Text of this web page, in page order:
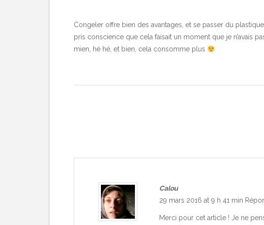
Congeler offre bien des avantages, et se passer du
pris conscience que cela faisait un moment que je n’avais
mien, hé hé, et bien, cela consomme plus
Calou
29 mars 2016 at 9 h 41 min
Merci pour cet article ! Je ne